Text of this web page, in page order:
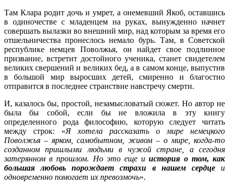
Там Клара родит дочь и умрет, а онемевший Якоб, оставшись
в одиночестве с младенцем на руках, вынужденно начнет
совершать вылазки во внешний мир, над которым за время его
отшельничества пронеслось немало бурь. Там, в Советской
республике немцев Поволжья, он найдет свое подлинное
призвание, встретит достойного ученика, станет свидетелем
великих свершений и великих бед, а в самом конце, выпустив
в большой мир выросших детей, смиренно и благостно
отправится в последнее странствие навстречу смерти.
И, казалось бы, простой, незамысловатый сюжет. Но автор не
была бы собой, если бы не вложила в эту книгу
определенного рода философию, которую следует читать
между строк: «Я хотела рассказать о мире немецкого
Поволжья – ярком, самобытном, живом – о мире, когда-то
созданном пришлыми людьми в чужой стране, а сегодня
затерянном в прошлом. Но это еще иистория о том, как
большая любовь порождает страхи в нашем сердцеи
одновременно помогает их превозмочь».